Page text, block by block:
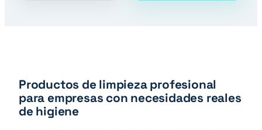
Productos de limpieza profesional
para empresas con necesidades reales
de higiene